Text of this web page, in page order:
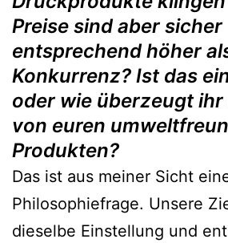
Preise sind aber sicher
entsprechend höher
Konkurrenz? Ist das
oder wie überzeugt ihr
von euren
Produkten?
Das ist aus meiner Sicht
Philosophiefrage. Unsere
dieselbe Einstellung und